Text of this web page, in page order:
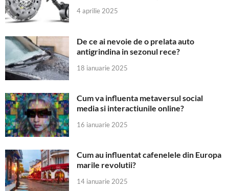
4 aprilie 2025
De ce ai nevoie de o prelata auto
antigrindina in sezonul rece?
18 ianuarie 2025
Cum va influenta metaversul social
media si interactiunile online?
16 ianuarie 2025
Cum au influentat cafenelele din Europa
marile revolutii?
14 ianuarie 2025